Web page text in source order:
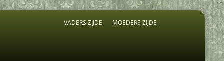
VADERS ZIJDE MOEDERS ZIJDE